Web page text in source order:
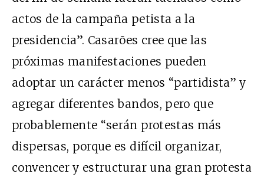
actos de la campaña petista a la
presidencia”. Casarões cree que las
próximas manifestaciones pueden
adoptar un carácter menos “partidista” y
agregar diferentes bandos, pero que
probablemente “serán protestas más
dispersas, porque es difícil organizar,
convencer y estructurar una gran protesta